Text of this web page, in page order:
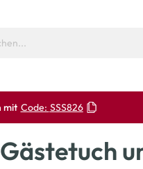
mit Code: SSS826
Gästetuch